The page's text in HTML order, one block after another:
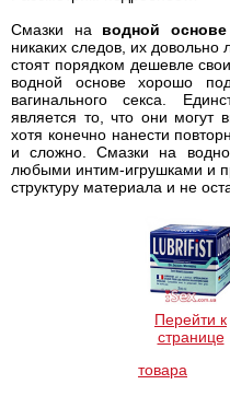
Смазки на водной основе
никаких следов, их довольно
стоят порядком дешевле
водной основе хорошо
вагинального секса.
является то, что они могут
хотя конечно нанести
и сложно. Смазки на
любыми интим-игрушками и
структуру материала и не
Перейти к
странице
товара